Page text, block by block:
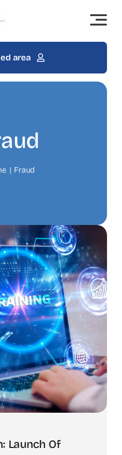
area
Fraud
Launch Of